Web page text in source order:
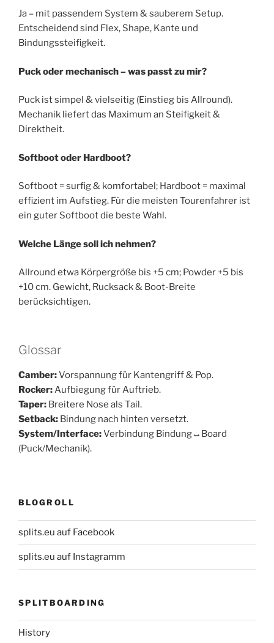
Ja – mit passendem System & sauberem Setup.
Entscheidend sind Flex, Shape, Kante und
Bindungssteifigkeit.
Puck oder mechanisch – was passt zu mir?
Puck ist simpel & vielseitig (Einstieg bis Allround).
Mechanik liefert das Maximum an Steifigkeit &
Direktheit.
Softboot oder Hardboot?
Softboot = surfig & komfortabel; Hardboot = maximal
effizient im Aufstieg. Für die meisten Tourenfahrer ist
ein guter Softboot die beste Wahl.
Welche Länge soll ich nehmen?
Allround etwa Körpergröße bis +5 cm; Powder +5 bis
+10 cm. Gewicht, Rucksack & Boot-Breite
berücksichtigen.​
Glossar
Camber:Vorspannung für Kantengriff & Pop.
Rocker: Aufbiegung für Auftrieb.
Taper: Breitere Nose als Tail.
Setback: Bindung nach hinten versetzt.
System/Interface:Verbindung Bindung↔Board
(Puck/Mechanik).
BLOGROLL
splits.eu auf Facebook
splits.eu auf Instagramm
SPLITBOARDING
History